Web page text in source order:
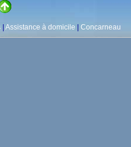
| Assistance à domicile | Concarneau